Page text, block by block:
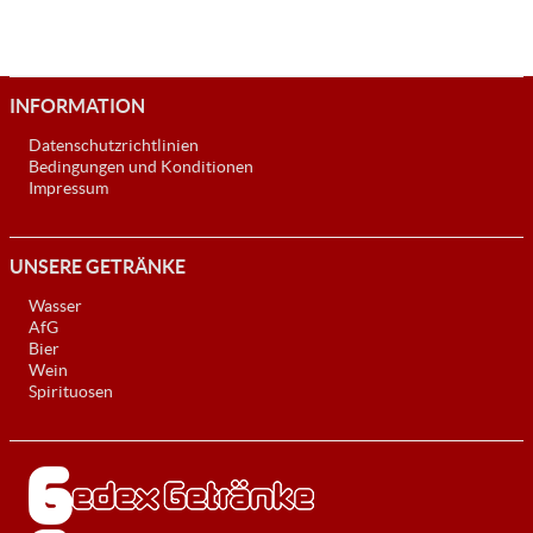
INFORMATION
Datenschutzrichtlinien
Bedingungen und Konditionen
Impressum
UNSERE GETRÄNKE
Wasser
AfG
Bier
Wein
Spirituosen